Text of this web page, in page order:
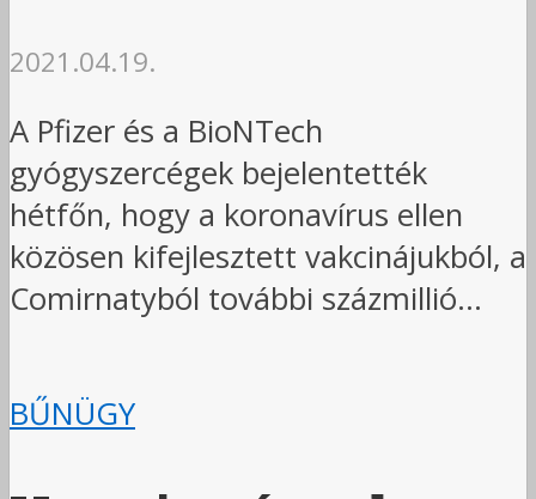
2021.04.19.
A Pfizer és a BioNTech
gyógyszercégek bejelentették
hétfőn, hogy a koronavírus ellen
közösen kifejlesztett vakcinájukból, a
Comirnatyból további százmillió...
BŰNÜGY